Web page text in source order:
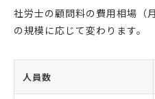
社労士の顧問料の費用相場（
の規模に応じて変わります。
人員数